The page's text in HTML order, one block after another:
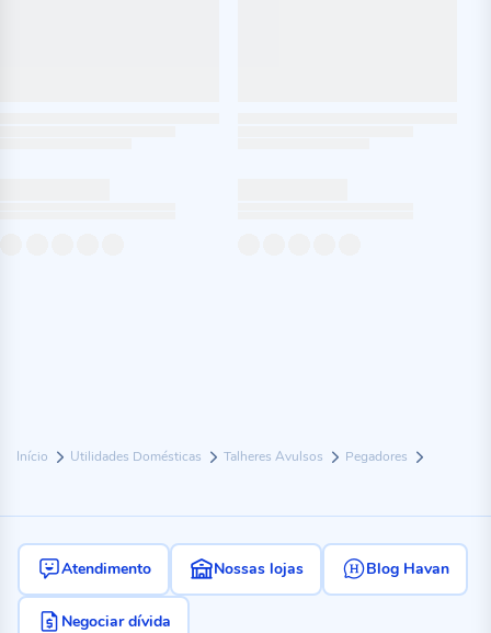
Início Utilidades Domésticas Talheres Avulsos Pegadores
Atendimento Nossas lojas Blog Havan
Negociar dívida